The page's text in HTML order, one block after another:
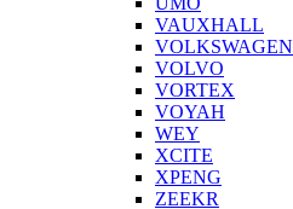
VAUXHALL
VOLKSWAGEN
VOLVO
VORTEX
VOYAH
WEY
XCITE
XPENG
ZEEKR